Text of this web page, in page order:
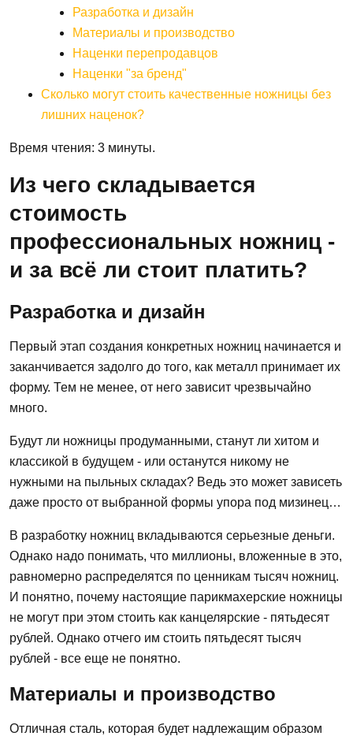
Разработка и дизайн
Материалы и производство
Наценки перепродавцов
Наценки "за бренд"
Сколько могут стоить качественные ножницы без
лишних наценок?
Время чтения: 3 минуты.
Из чего складывается
стоимость
профессиональных ножниц -
и за всё ли стоит платить?
Разработка и дизайн
Первый этап создания конкретных ножниц начинается и
заканчивается задолго до того, как металл принимает их
форму. Тем не менее, от него зависит чрезвычайно
много.
Будут ли ножницы продуманными, станут ли хитом и
классикой в будущем - или останутся никому не
нужными на пыльных складах? Ведь это может зависеть
даже просто от выбранной формы упора под мизинец…
В разработку ножниц вкладываются серьезные деньги.
Однако надо понимать, что миллионы, вложенные в это,
равномерно распределятся по ценникам тысяч ножниц.
И понятно, почему настоящие парикмахерские ножницы
не могут при этом стоить как канцелярские - пятьдесят
рублей. Однако отчего им стоить пятьдесят тысяч
рублей - все еще не понятно.
Материалы и производство
Отличная сталь, которая будет надлежащим образом